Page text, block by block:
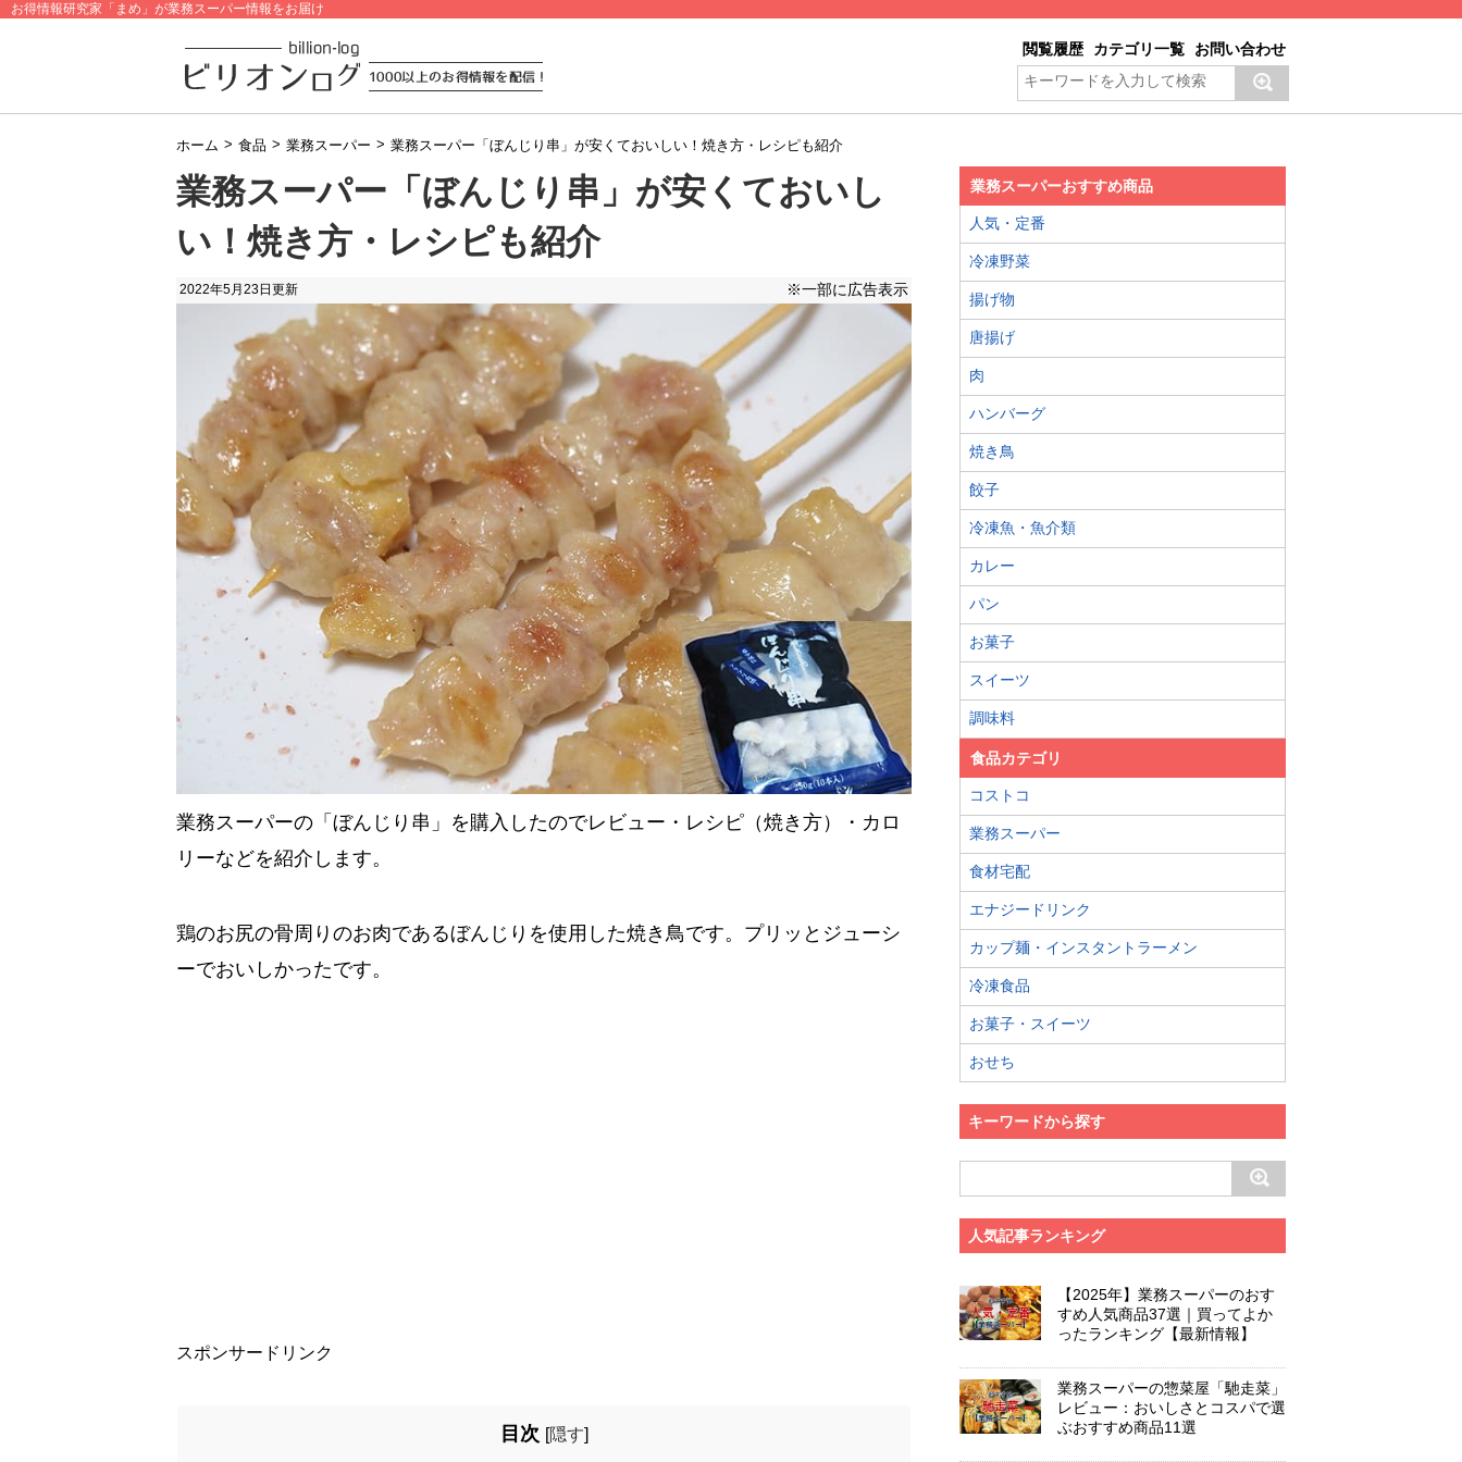
お得情報研究家「まめ」が業務スーパー情報をお届け
閲覧履歴 カテゴリ一覧 お問い合わせ
ホーム > 食品 > 業務スーパー > 業務スーパー「ぼんじり串」が安くておいしい！焼き方・レシピも紹介
業務スーパー「ぼんじり串」が安くておいし
い！焼き方・レシピも紹介
2022年5月23日 更新 ※一部に広告表示
業務スーパーの「ぼんじり串」を購入したのでレビュー・レシピ（焼き方）・カロ
リーなどを紹介します。
鶏のお尻の骨周りのお肉であるぼんじりを使用した焼き鳥です。プリッとジューシ
ーでおいしかったです。
スポンサードリンク
目次 [隠す]
業務スーパーおすすめ商品
人気・定番
冷凍野菜
揚げ物
唐揚げ
肉
ハンバーグ
焼き鳥
餃子
冷凍魚・魚介類
カレー
パン
お菓子
スイーツ
調味料
食品カテゴリ
コストコ
業務スーパー
食材宅配
エナジードリンク
カップ麺・インスタントラーメン
冷凍食品
お菓子・スイーツ
おせち
キーワードから探す
人気記事ランキング
【2025年】業務スーパーのおす
すめ人気商品37選｜買ってよか
ったランキング【最新情報】
業務スーパーの惣菜屋「馳走菜」
レビュー：おいしさとコスパで選
ぶおすすめ商品11選